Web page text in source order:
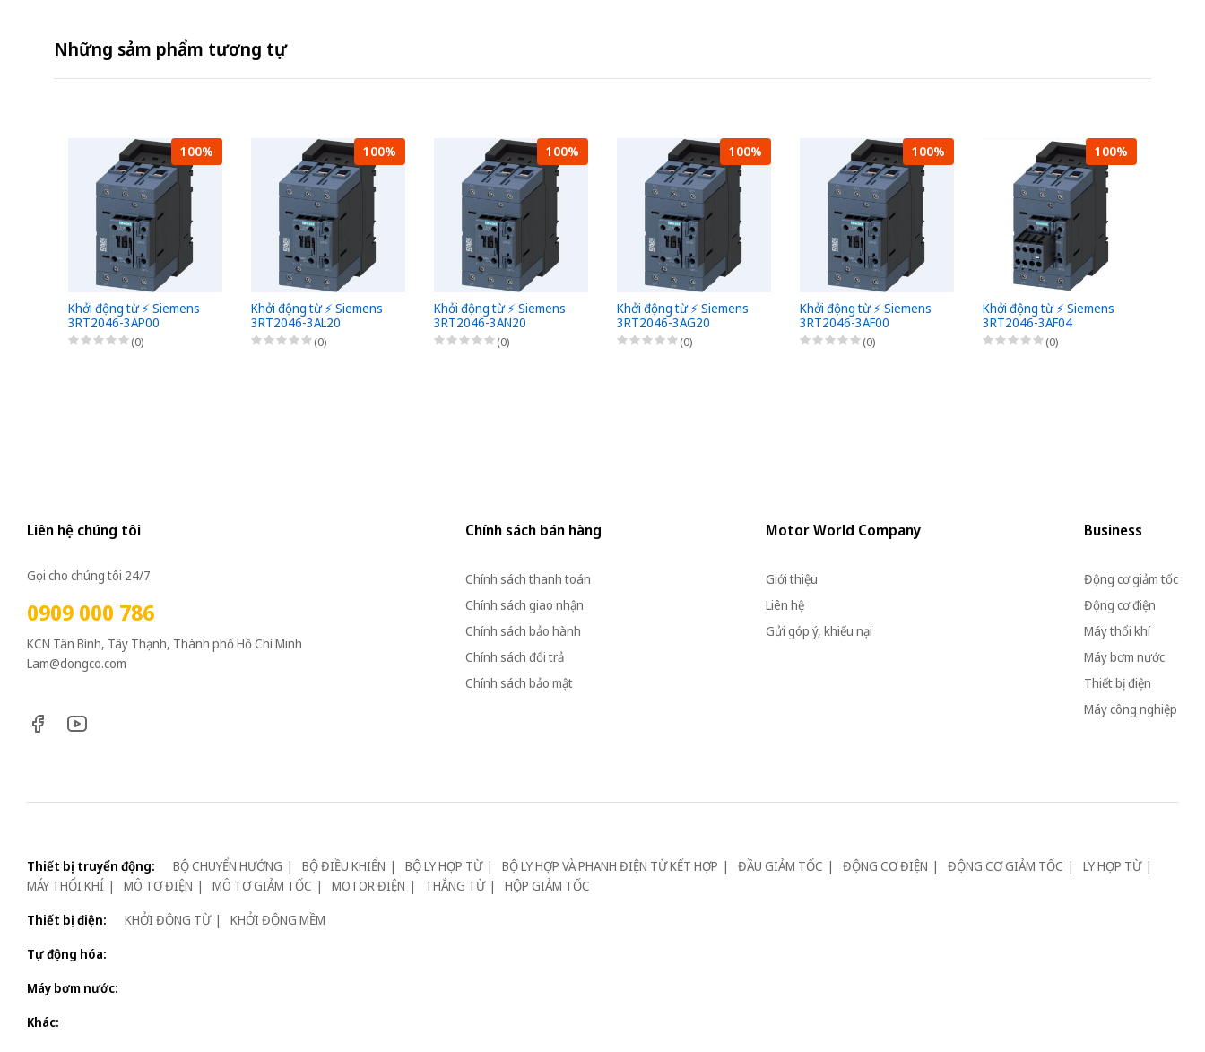
Những sảm phẩm tương tự
100%
Khởi động từ ⚡️ Siemens
3RT2046-3AP00
(0)
100%
Khởi động từ ⚡️ Siemens
3RT2046-3AL20
(0)
100%
Khởi động từ ⚡️ Siemens
3RT2046-3AN20
(0)
100%
Khởi động từ ⚡️ Siemens
3RT2046-3AG20
(0)
100%
Khởi động từ ⚡️ Siemens
3RT2046-3AF00
(0)
100%
Khởi động từ ⚡️ Siemens
3RT2046-3AF04
(0)
Liên hệ chúng tôi
Gọi cho chúng tôi 24/7
0909 000 786
KCN Tân Bình, Tây Thạnh, Thành phố Hồ Chí Minh
Lam@dongco.com
Chính sách bán hàng
Chính sách thanh toán
Chính sách giao nhận
Chính sách bảo hành
Chính sách đổi trả
Chính sách bảo mật
Motor World Company
Giới thiệu
Liên hệ
Gửi góp ý, khiếu nại
Business
Động cơ giảm tốc
Động cơ điện
Máy thổi khí
Máy bơm nước
Thiết bị điện
Máy công nghiệp
Thiết bị truyển động: BỘ CHUYỂN HƯỚNG BỘ ĐIỀU KHIỂN BỘ LY HỢP TỪ BỘ LY HỢP VÀ PHANH ĐIỆN TỪ KẾT HỢP ĐẦU GIẢM TỐC ĐỘNG CƠ ĐIỆN ĐỘNG CƠ GIẢM TỐC
LY HỢP TỪ
MÁY THỔI KHÍ
MÔ TƠ ĐIỆN MÔ TƠ GIẢM TỐC MOTOR ĐIỆN THẮNG TỪ
HỘP GIẢM TỐC
Thiết bị điện:
KHỞI ĐỘNG TỪ
KHỞI ĐỘNG MỀM
Tự động hóa:
Máy bơm nước:
Khác: